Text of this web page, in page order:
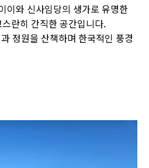
이와 신사임당의 생가로 유명한
란히 간직한 공간입니다.
정원을 산책하며 한국적인 풍경